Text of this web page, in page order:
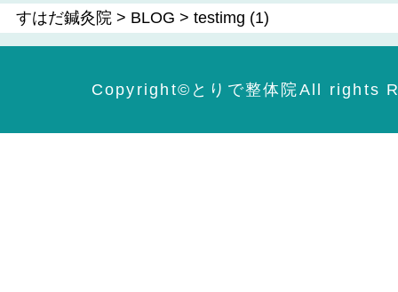
すはだ鍼灸院> BLOG > testimg (1)
Copyright©️とりで整体院All rights